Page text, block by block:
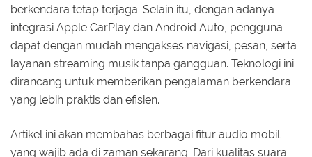
berkendara tetap terjaga. Selain itu, dengan adanya
integrasi Apple CarPlay dan Android Auto, pengguna
dapat dengan mudah mengakses navigasi, pesan, serta
layanan streaming musik tanpa gangguan. Teknologi ini
dirancang untuk memberikan pengalaman berkendara
yang lebih praktis dan efisien.
Artikel ini akan membahas berbagai fitur audio mobil
yang wajib ada di zaman sekarang. Dari kualitas suara